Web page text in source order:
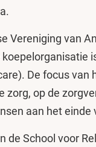
Vereniging van
De focus van
zorg, op de
aan het einde
School voor